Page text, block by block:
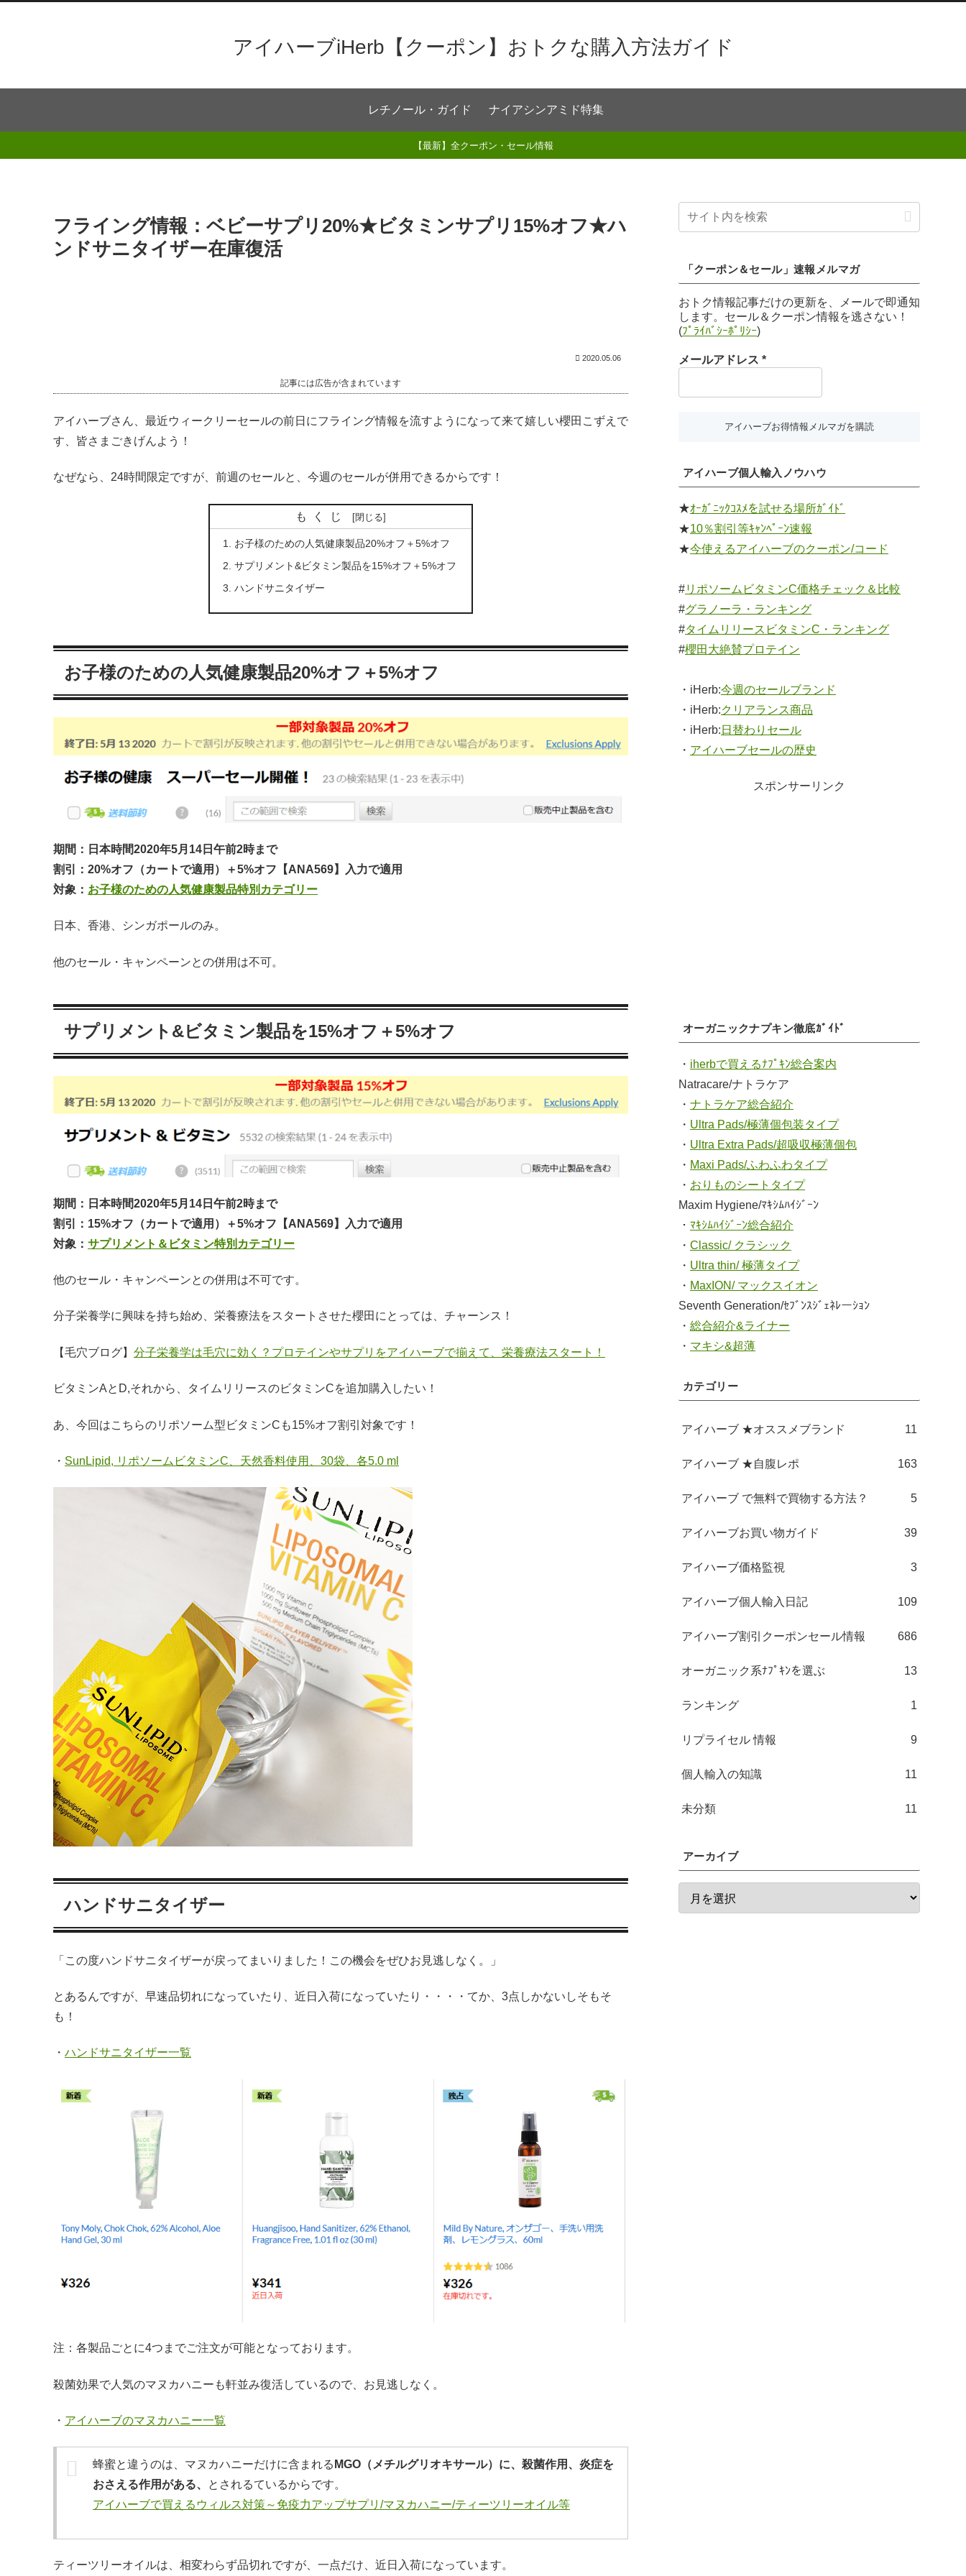
アイハーブiHerb【クーポン】おトクな購入方法ガイド
レチノール・ガイド ナイアシンアミド特集
【最新】全クーポン・セール情報
フライング情報：ベビーサプリ20%★ビタミンサプリ15%オフ★ハ
ンドサニタイザー在庫復活
2020.05.06
記事には広告が含まれています
アイハーブさん、最近ウィークリーセールの前日にフライング情報を流すようになって来て嬉しい櫻田こずえで
す、皆さまごきげんよう！
なぜなら、24時間限定ですが、前週のセールと、今週のセールが併用できるからです！
もくじ
お子様のための人気健康製品20%オフ＋5%オフ
サプリメント&ビタミン製品を15%オフ＋5%オフ
ハンドサニタイザー
お子様のための人気健康製品20%オフ＋5%オフ
期間：日本時間2020年5月14日午前2時まで
割引：20%オフ（カートで適用）＋5%オフ【ANA569】入力で適用
対象： お子様のための人気健康製品特別カテゴリー
日本、香港、シンガポールのみ。
他のセール・キャンペーンとの併用は不可。
サプリメント&ビタミン製品を15%オフ＋5%オフ
期間：日本時間2020年5月14日午前2時まで
割引：15%オフ（カートで適用）＋5%オフ【ANA569】入力で適用
対象： サプリメント＆ビタミン特別カテゴリー
他のセール・キャンペーンとの併用は不可です。
分子栄養学に興味を持ち始め、栄養療法をスタートさせた櫻田にとっては、チャーンス！
【毛穴ブログ】 分子栄養学は毛穴に効く？プロテインやサプリをアイハーブで揃えて、栄養療法スタート！
ビタミンAとD,それから、タイムリリースのビタミンCを追加購入したい！
あ、今回はこちらのリポソーム型ビタミンCも15%オフ割引対象です！
・ SunLipid, リポソームビタミンC、天然香料使用、30袋、各5.0 ml
ハンドサニタイザー
「この度ハンドサニタイザーが戻ってまいりました！この機会をぜひお見逃しなく。」
とあるんですが、早速品切れになっていたり、近日入荷になっていたり・・・・てか、3点しかないしそもそ
も！
・ ハンドサニタイザー一覧
注：各製品ごとに4つまでご注文が可能となっております。
殺菌効果で人気のマヌカハニーも軒並み復活しているので、お見逃しなく。
・ アイハーブのマヌカハニー一覧
蜂蜜と違うのは、マヌカハニーだけに含まれる MGO（メチルグリオキサール）に、殺菌作用、炎症を
おさえる作用がある、
とされるているからです。
アイハーブで買えるウィルス対策～免疫力アップサプリ/マヌカハニー/ティーツリーオイル等
ティーツリーオイルは、相変わらず品切れですが、一点だけ、近日入荷になっています。
「クーポン＆セール」速報メルマガ
おトク情報記事だけの更新を、メールで即通知
します。セール＆クーポン情報を逃さない！
(ﾌﾟﾗｲﾊﾞｼｰﾎﾟﾘｼｰ)
メールアドレス *
アイハーブ個人輸入ノウハウ
★ｵｰｶﾞﾆｯｸｺｽﾒを試せる場所ｶﾞｲﾄﾞ
★10％割引等ｷｬﾝﾍﾟｰﾝ速報
★今使えるアイハーブのクーポン/コード
#リポソームビタミンC価格チェック＆比較
#グラノーラ・ランキング
#タイムリリースビタミンC・ランキング
#櫻田大絶賛プロテイン
・iHerb:今週のセールブランド
・iHerb:クリアランス商品
・iHerb: 日替わりセール
・ アイハーブセールの歴史
スポンサーリンク
オーガニックナプキン徹底ｶﾞｲﾄﾞ
・ iherbで買えるﾅﾌﾟｷﾝ総合案内
Natracare/ナトラケア
・ ナトラケア総合紹介
・ Ultra Pads/極薄個包装タイプ
・ Ultra Extra Pads/超吸収極薄個包
・ Maxi Pads/ふわふわタイプ
・ おりものシートタイプ
Maxim Hygiene/ﾏｷｼﾑﾊｲｼﾞｰﾝ
・ ﾏｷｼﾑﾊｲｼﾞｰﾝ総合紹介
・ Classic/ クラシック
・ Ultra thin/ 極薄タイプ
・ MaxION/ マックスイオン
Seventh Generation/ｾﾌﾞﾝｽｼﾞｪﾈﾚーｼｮﾝ
・ 総合紹介&ライナー
・ マキシ&超薄
カテゴリー
アイハーブ ★オススメブランド 11
アイハーブ ★自腹レポ 163
アイハーブ で無料で買物する方法？ 5
アイハーブお買い物ガイド 39
アイハーブ価格監視 3
アイハーブ個人輸入日記 109
アイハーブ割引クーポンセール情報 686
オーガニック系ﾅﾌﾟｷﾝを選ぶ 13
ランキング 1
リプライセル 情報 9
個人輸入の知識 11
未分類 11
アーカイブ